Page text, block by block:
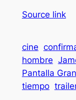
Source link
cine
hombre
Pantalla
tiempo